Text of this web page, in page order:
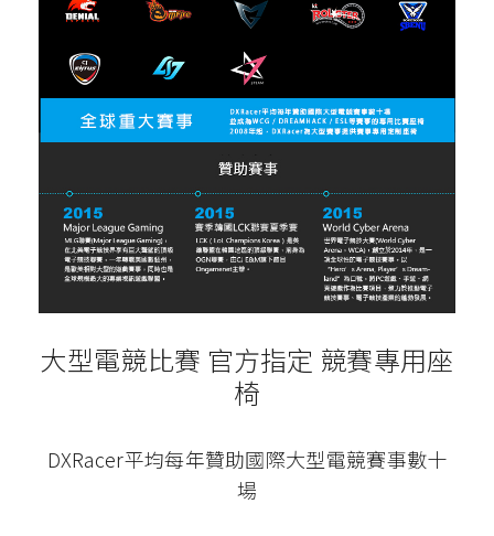
大型電競比賽 官方指定 競賽專用座
椅
DXRacer平均每年贊助國際大型電競賽事數十
場